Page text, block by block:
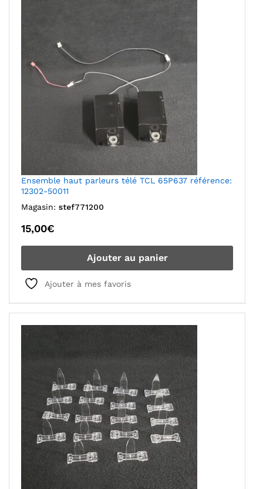
Ensemble haut parleurs télé TCL 65P637 référence:
12302-50011
Magasin: stef771200
15,00€
Ajouter au panier
Ajouter à mes favoris